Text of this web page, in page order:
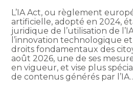
L’IA Act, ou règlement
artificielle, adopté en 2024,
juridique de l’utilisation de
l’innovation technologique
droits fondamentaux des
août 2026, une de ses
en vigueur, et vise plus
de contenus générés par